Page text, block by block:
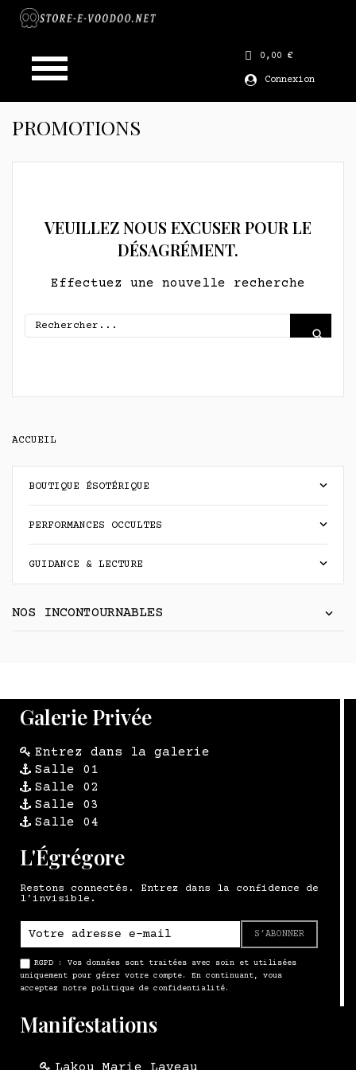
0,00 €
Connexion
ACCUEIL
BOUTIQUE ÉSOTÉRIQUE keyboard_arrow_down
PERFORMANCES OCCULTES keyboard_arrow_down
GUIDANCE & LECTURE keyboard_arrow_down
NOS INCONTOURNABLES
PROMOTIONS
VEUILLEZ NOUS EXCUSER POUR LE
DÉSAGRÉMENT.
Effectuez une nouvelle recherche
Galerie Privée
Entrez dans la galerie
Salle 01
Salle 02
Salle 03
Salle 04
L'Égrégore
Restons connectés. Entrez dans la confidence de
l'invisible.
S’ABONNER
RGPD : Vos données sont traitées avec soin et utilisées
uniquement pour gérer votre compte. En continuant, vous
acceptez notre politique de confidentialité.
Manifestations